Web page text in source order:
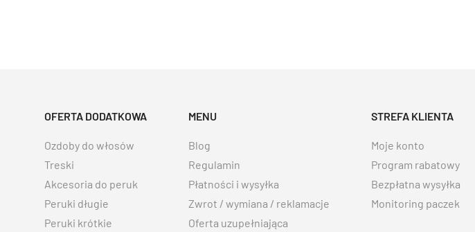
OFERTA DODATKOWA
Ozdoby do włosów
Treski
Akcesoria do peruk
Peruki długie
Peruki krótkie
MENU
Blog
Regulamin
Płatności i wysyłka
Zwrot / wymiana / reklamacje
Oferta uzupełniająca
STREFA KLIENTA
Moje konto
Program rabatowy
Bezpłatna wysyłka
Monitoring paczek